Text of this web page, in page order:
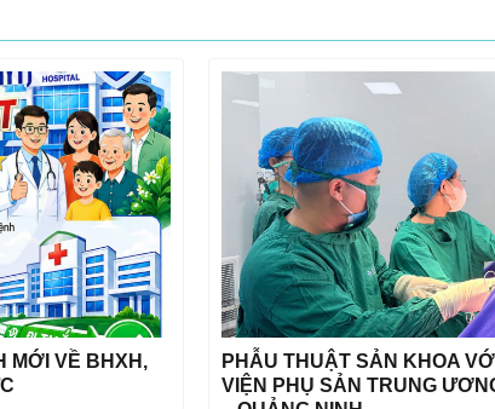
MỚI VỀ BHXH,
PHẪU THUẬT SẢN KHOA
VIỆN PHỤ SẢN TRUNG